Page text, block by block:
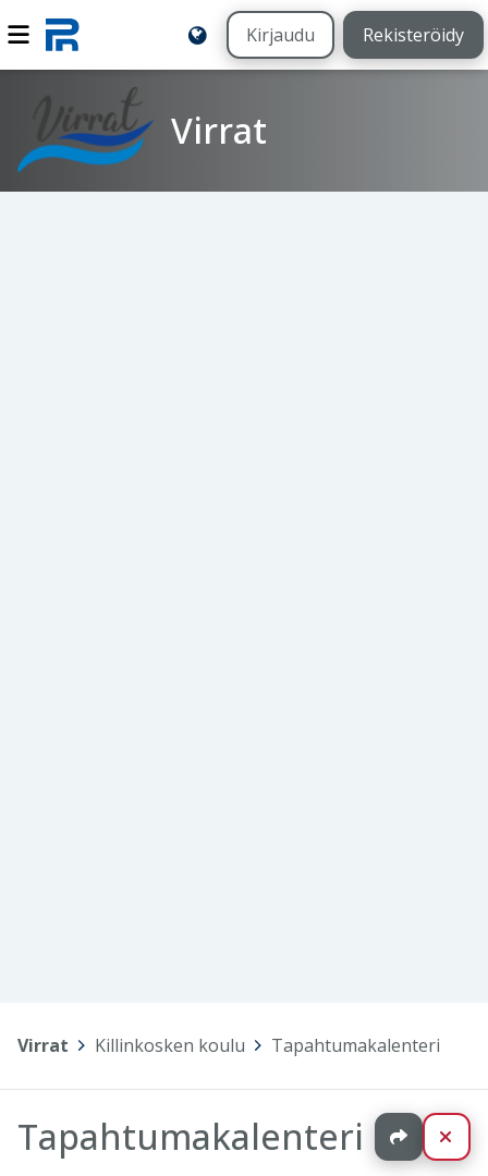
Kirjaudu Rekisteröidy
Virrat
Virrat Killinkosken koulu Tapahtumakalenteri
Tapahtumakalenteri Jaa